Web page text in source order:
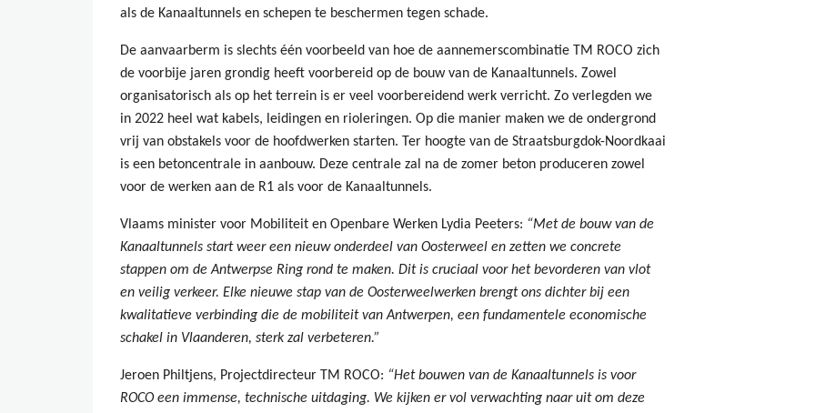
als de Kanaaltunnels en schepen te beschermen tegen schade.
De aanvaarberm is slechts één voorbeeld van hoe de aannemerscombinatie TM ROCO zich
de voorbije jaren grondig heeft voorbereid op de bouw van de Kanaaltunnels. Zowel
organisatorisch als op het terrein is er veel voorbereidend werk verricht. Zo verlegden we
in 2022 heel wat kabels, leidingen en rioleringen. Op die manier maken we de ondergrond
vrij van obstakels voor de hoofdwerken starten. Ter hoogte van de Straatsburgdok-Noordkaai
is een betoncentrale in aanbouw. Deze centrale zal na de zomer beton produceren zowel
voor de werken aan de R1 als voor de Kanaaltunnels.
Vlaams minister voor Mobiliteit en Openbare Werken Lydia Peeters: “Met de bouw van de
Kanaaltunnels start weer een nieuw onderdeel van Oosterweel en zetten we concrete
stappen om de Antwerpse Ring rond te maken. Dit is cruciaal voor het bevorderen van vlot
en veilig verkeer. Elke nieuwe stap van de Oosterweelwerken brengt ons dichter bij een
kwalitatieve verbinding die de mobiliteit van Antwerpen, een fundamentele economische
schakel in Vlaanderen, sterk zal verbeteren.”
Jeroen Philtjens, Projectdirecteur TM ROCO: “Het bouwen van de Kanaaltunnels is voor
ROCO een immense, technische uitdaging. We kijken er vol verwachting naar uit om deze